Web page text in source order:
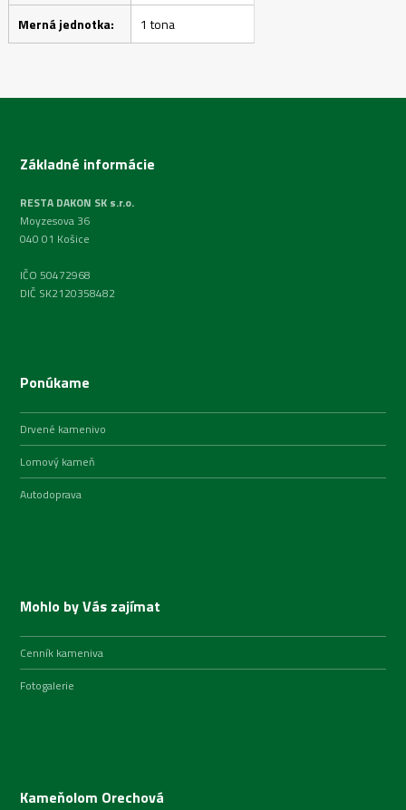
Merná jednotka:
1 tona
Základné informácie
RESTA DAKON SK s.r.o.
Moyzesova 36
040 01 Košice
IČO 50472968
DIČ SK2120358482
Ponúkame
Drvené kamenivo
Lomový kameň
Autodoprava
Mohlo by Vás zajímat
Cenník kameniva
Fotogalerie
Kameňolom Orechová